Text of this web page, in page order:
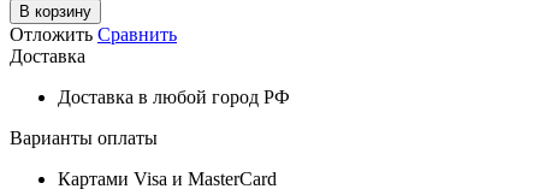
В корзину
Отложить Сравнить
Доставка
Доставка в любой город РФ
Варианты оплаты
Картами Visa и MasterCard